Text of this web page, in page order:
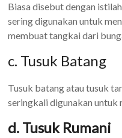
Biasa disebut dengan
sering digunakan untuk
membuat tangkai dari
c. Tusuk Batang
Tusuk batang atau tusuk
seringkali digunakan untuk
d. Tusuk Rumani